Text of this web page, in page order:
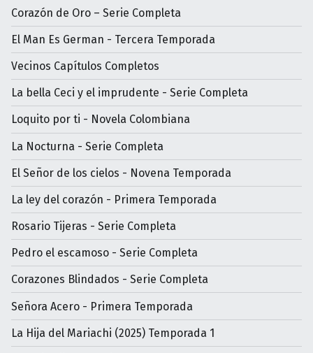
Corazón de Oro – Serie Completa
El Man Es German - Tercera Temporada
Vecinos Capítulos Completos
La bella Ceci y el imprudente - Serie Completa
Loquito por ti - Novela Colombiana
La Nocturna - Serie Completa
El Señor de los cielos - Novena Temporada
La ley del corazón - Primera Temporada
Rosario Tijeras - Serie Completa
Pedro el escamoso - Serie Completa
Corazones Blindados - Serie Completa
Señora Acero - Primera Temporada
La Hija del Mariachi (2025) Temporada 1